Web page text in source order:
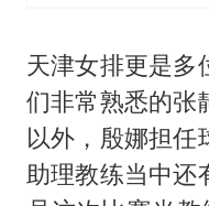
天津女排更是多
们非常熟悉的张
以外，殷娜担任
助理教练当中还